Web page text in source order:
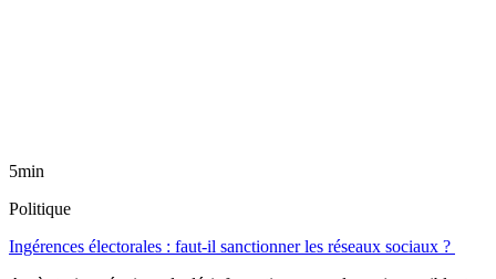
5min
Politique
Ingérences électorales : faut-il sanctionner les réseaux sociaux ?